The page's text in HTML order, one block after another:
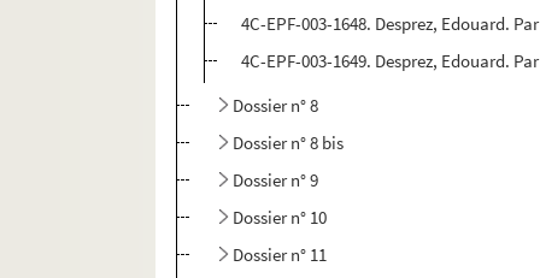
4C-EPF-003-1648. Desprez, Edouard.
4C-EPF-003-1649. Desprez, Edouard.
Dossier n° 8
Dossier n° 8 bis
Dossier n° 9
Dossier n° 10
Dossier n° 11